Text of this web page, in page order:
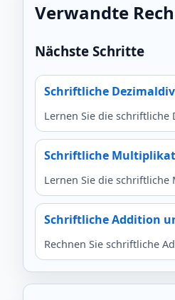
Verwandte
Nächste Schritte
Schriftliche
Lernen Sie die
Schriftliche
Lernen Sie die
Schriftliche Addition
Rechnen Sie schriftliche